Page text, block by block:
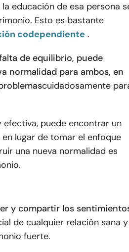
educación de esa persona
Esto es bastante
codependiente .
de equilibrio, puede
normalidad para ambos, en
cuidadosamente
puede encontrar un
lugar de tomar el enfoque
una nueva normalidad es
y compartir los
de cualquier relación sana y
fuerte.